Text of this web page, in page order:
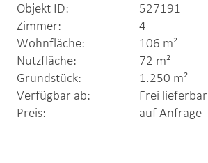
Objekt ID:
527191
Zimmer:
4
Wohnfläche:
106 m²
Nutzfläche:
72 m²
Grundstück:
1.250 m²
Verfügbar ab:
Frei lieferbar
Preis:
auf Anfrage